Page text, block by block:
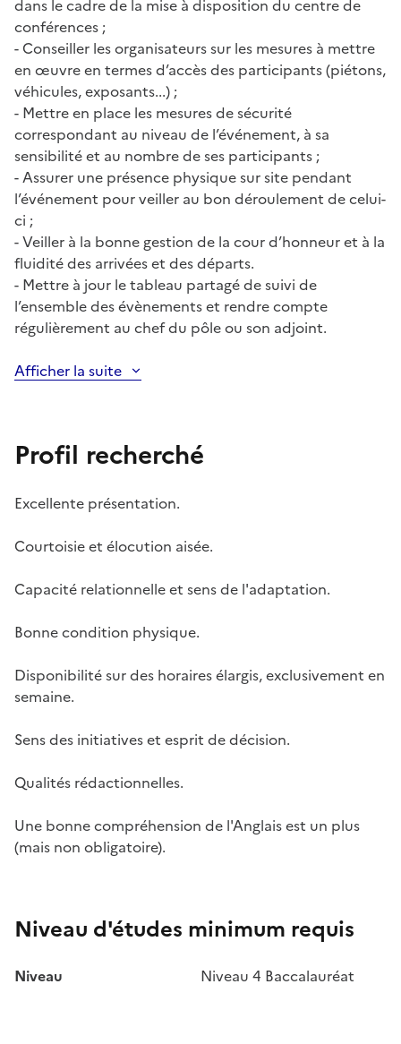
dans le cadre de la mise à disposition du centre de
conférences ;
- Conseiller les organisateurs sur les mesures à mettre
en œuvre en termes d’accès des participants (piétons,
véhicules, exposants...) ;
- Mettre en place les mesures de sécurité
correspondant au niveau de l’événement, à sa
sensibilité et au nombre de ses participants ;
- Assurer une présence physique sur site pendant
l’événement pour veiller au bon déroulement de celui-
ci ;
- Veiller à la bonne gestion de la cour d’honneur et à la
fluidité des arrivées et des départs.
- Mettre à jour le tableau partagé de suivi de
l’ensemble des évènements et rendre compte
régulièrement au chef du pôle ou son adjoint.
Afficher la suite
Profil recherché
Excellente présentation.
Courtoisie et élocution aisée.
Capacité relationnelle et sens de l'adaptation.
Bonne condition physique.
Disponibilité sur des horaires élargis, exclusivement en
semaine.
Sens des initiatives et esprit de décision.
Qualités rédactionnelles.
Une bonne compréhension de l'Anglais est un plus
(mais non obligatoire).
Niveau d'études minimum requis
Niveau Niveau 4 Baccalauréat